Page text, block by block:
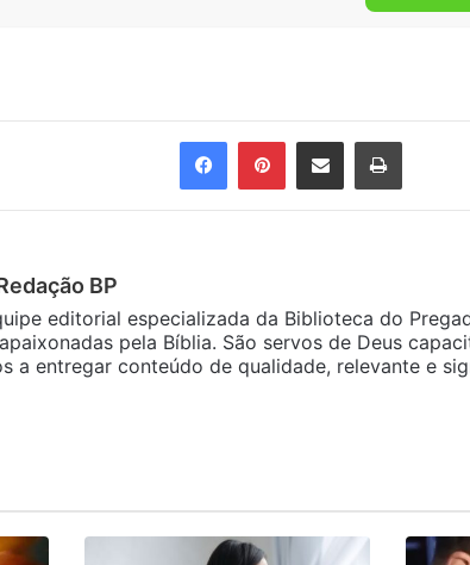
FacebookPinterest
Compartilhar via e-mail Imprimir
BP
editorial especializada da Biblioteca do
pela Bíblia. São servos de Deus
a entregar conteúdo de qualidade, relevante e